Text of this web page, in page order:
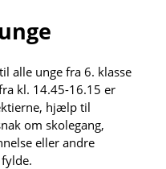
alle unge fra 6. klasse
kl. 14.45-16.15 er
hjælp til
om skolegang,
eller andre